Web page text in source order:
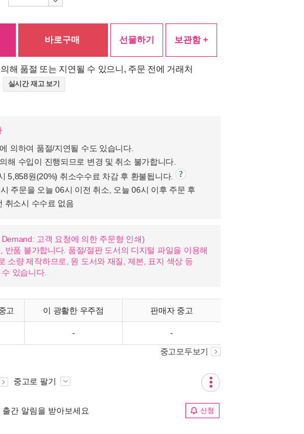
바로구매 선물하기 보관함 +
해 품절 또는 지연될 수 있으니, 주문 전에 거래처
실시간 재고 보기
의하여 품절/지연될 수도 있습니다.
해 수입이 진행되므로 변경 및 취소 불가합니다.
5,858원(20%) 취소수수료 차감 후 환불됩니다.
주문을 오늘 06시 이전 취소, 오늘 06시 이후 주문 후
취소시 수수료 없음
고객 요청에 의한 주문형 인쇄)
반품 불가합니다. 품절/절판 도서의 디지털 파일을 이용해
소량 제작하므로, 원 도서와 재질, 제본, 표지 색상 등
있습니다.
고 이 광활한 우주점 판매자 중고
- -
중고모두보기
중고로 팔기
간 알림을 받아보세요 신청